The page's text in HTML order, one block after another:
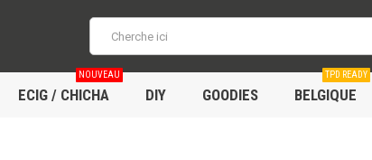
ECIG / CHICHA
NOUVEAU
DIY GOODIES BELGIQUE
TPD READY